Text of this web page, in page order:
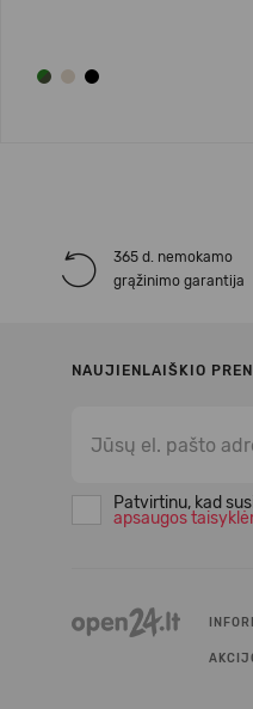
365 d. nemokamo
grąžinimo garantija
NAUJIENLAIŠKIO
Patvirtinu, kad
apsaugos